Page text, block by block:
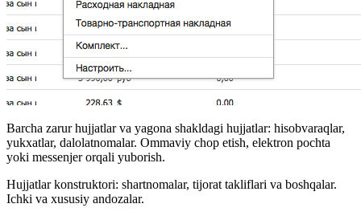
Barcha zarur hujjatlar va yagona shakldagi hujjatlar: hisobvaraqlar,
yukxatlar, dalolatnomalar. Ommaviy chop etish, elektron pochta
yoki messenjer orqali yuborish.
Hujjatlar konstruktori: shartnomalar, tijorat takliflari va boshqalar.
Ichki va xususiy andozalar.